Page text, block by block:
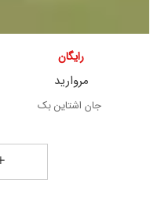
مروارید
رایگان
جان اشتاین بک